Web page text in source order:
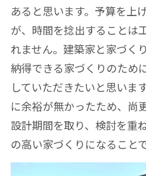
あると思います。予算を上
が、時間を捻出することは
れません。建築家と家づく
納得できる家づくりのため
していただきたいと思いま
に余裕が無かったため、尚
設計期間を取り、検討を重
の高い家づくりになること